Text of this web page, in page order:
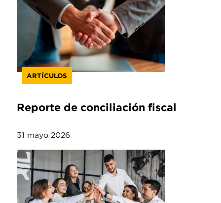
ARTÍCULOS
Reporte de conciliación fiscal
31 mayo 2026